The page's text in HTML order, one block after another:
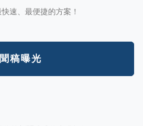
速、最便捷的方案！
稿曝光